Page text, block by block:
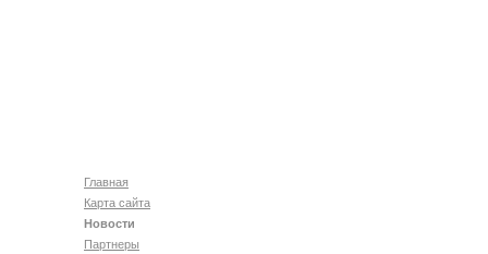
Главная
Карта сайта
Новости
Партнеры